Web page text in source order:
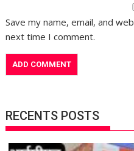
Save my name, email, and
next time I comment.
RECENTS POSTS